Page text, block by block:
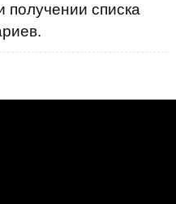
списка